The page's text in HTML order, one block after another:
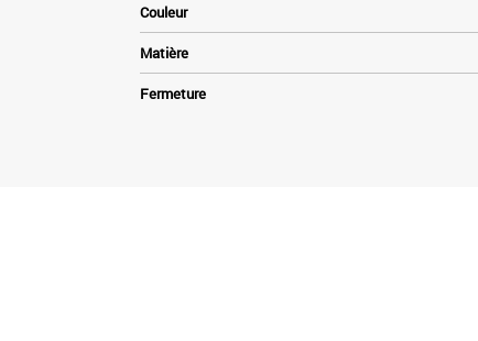
Couleur
Matière
Fermeture